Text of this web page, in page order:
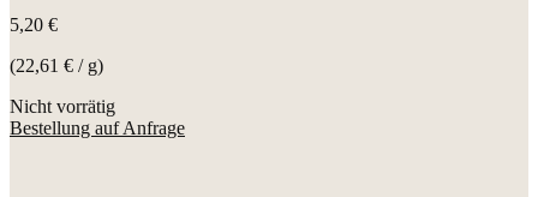
5,20 €
(22,61 € / g)
Nicht vorrätig
Bestellung auf Anfrage